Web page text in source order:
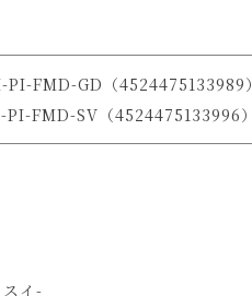
FMD-GD（4524475133989）
FMD-SV（4524475133996）
イ-